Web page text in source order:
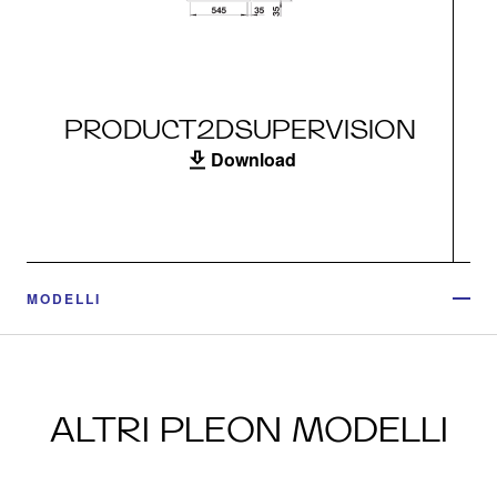
PRODUCT2DSUPERVISION
Download
MODELLI
ALTRI PLEON MODELLI